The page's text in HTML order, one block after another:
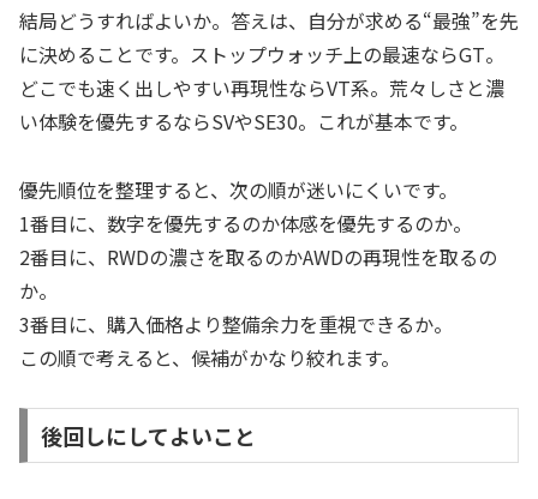
結局どうすればよいか。答えは、自分が求める“最強”を先
に決めることです。ストップウォッチ上の最速ならGT。
どこでも速く出しやすい再現性ならVT系。荒々しさと濃
い体験を優先するならSVやSE30。これが基本です。
優先順位を整理すると、次の順が迷いにくいです。
1番目に、数字を優先するのか体感を優先するのか。
2番目に、RWDの濃さを取るのかAWDの再現性を取るの
か。
3番目に、購入価格より整備余力を重視できるか。
この順で考えると、候補がかなり絞れます。
後回しにしてよいこと